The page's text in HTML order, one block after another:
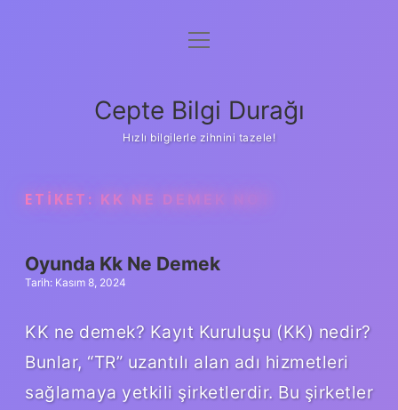
Anasayfa
Yasal Uyarı
menüyü
Cepte Bilgi Durağı
Hızlı bilgilerle zihnini tazele!
ETIKET: KK NE DEMEK NOT
Oyunda Kk Ne Demek
Tarih: Kasım 8, 2024
KK ne demek? Kayıt Kuruluşu (KK) nedir?
Bunlar, “TR” uzantılı alan adı hizmetleri
sağlamaya yetkili şirketlerdir. Bu şirketler